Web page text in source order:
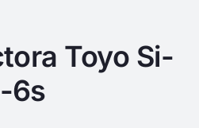
Toyo Si-
6s